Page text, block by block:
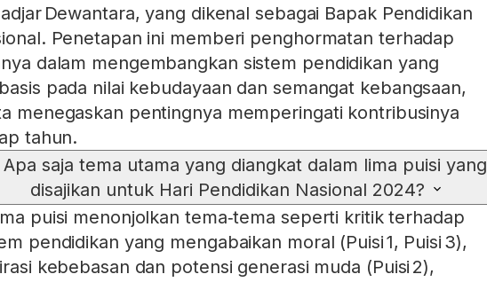
Dewantara, yang dikenal sebagai Bapak Pendidikan
Penetapan ini memberi penghormatan terhadap
dalam mengembangkan sistem pendidikan yang
pada nilai kebudayaan dan semangat kebangsaan,
menegaskan pentingnya memperingati kontribusinya
tahun.
Apa saja tema utama yang diangkat dalam lima puisi yang
disajikan untuk Hari Pendidikan Nasional 2024?
puisi menonjolkan tema‑tema seperti kritik terhadap
pendidikan yang mengabaikan moral (Puisi 1, Puisi 3),
kebebasan dan potensi generasi muda (Puisi 2),